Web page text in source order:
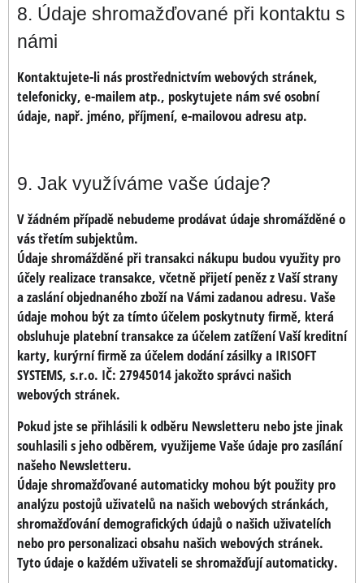
8. Údaje shromažďované při kontaktu s
námi
Kontaktujete-li nás prostřednictvím webových stránek,
telefonicky, e-mailem atp., poskytujete nám své osobní
údaje, např. jméno, příjmení, e-mailovou adresu atp.
9. Jak využíváme vaše údaje?
V žádném případě nebudeme prodávat údaje shromážděné o
vás třetím subjektům.
Údaje shromážděné při transakci nákupu budou využity pro
účely realizace transakce, včetně přijetí peněz z Vaší strany
a zaslání objednaného zboží na Vámi zadanou adresu. Vaše
údaje mohou být za tímto účelem poskytnuty firmě, která
obsluhuje platební transakce za účelem zatížení Vaší kreditní
karty, kurýrní firmě za účelem dodání zásilky a IRISOFT
SYSTEMS, s.r.o. IČ: 27945014 jakožto správci našich
webových stránek.
Pokud jste se přihlásili k odběru Newsletteru nebo jste jinak
souhlasili s jeho odběrem, využijeme Vaše údaje pro zasílání
našeho Newsletteru.
Údaje shromažďované automaticky mohou být použity pro
analýzu postojů uživatelů na našich webových stránkách,
shromažďování demografických údajů o našich uživatelích
nebo pro personalizaci obsahu našich webových stránek.
Tyto údaje o každém uživateli se shromažďují automaticky.